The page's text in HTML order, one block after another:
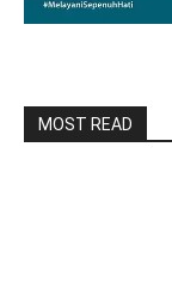
MOST READ